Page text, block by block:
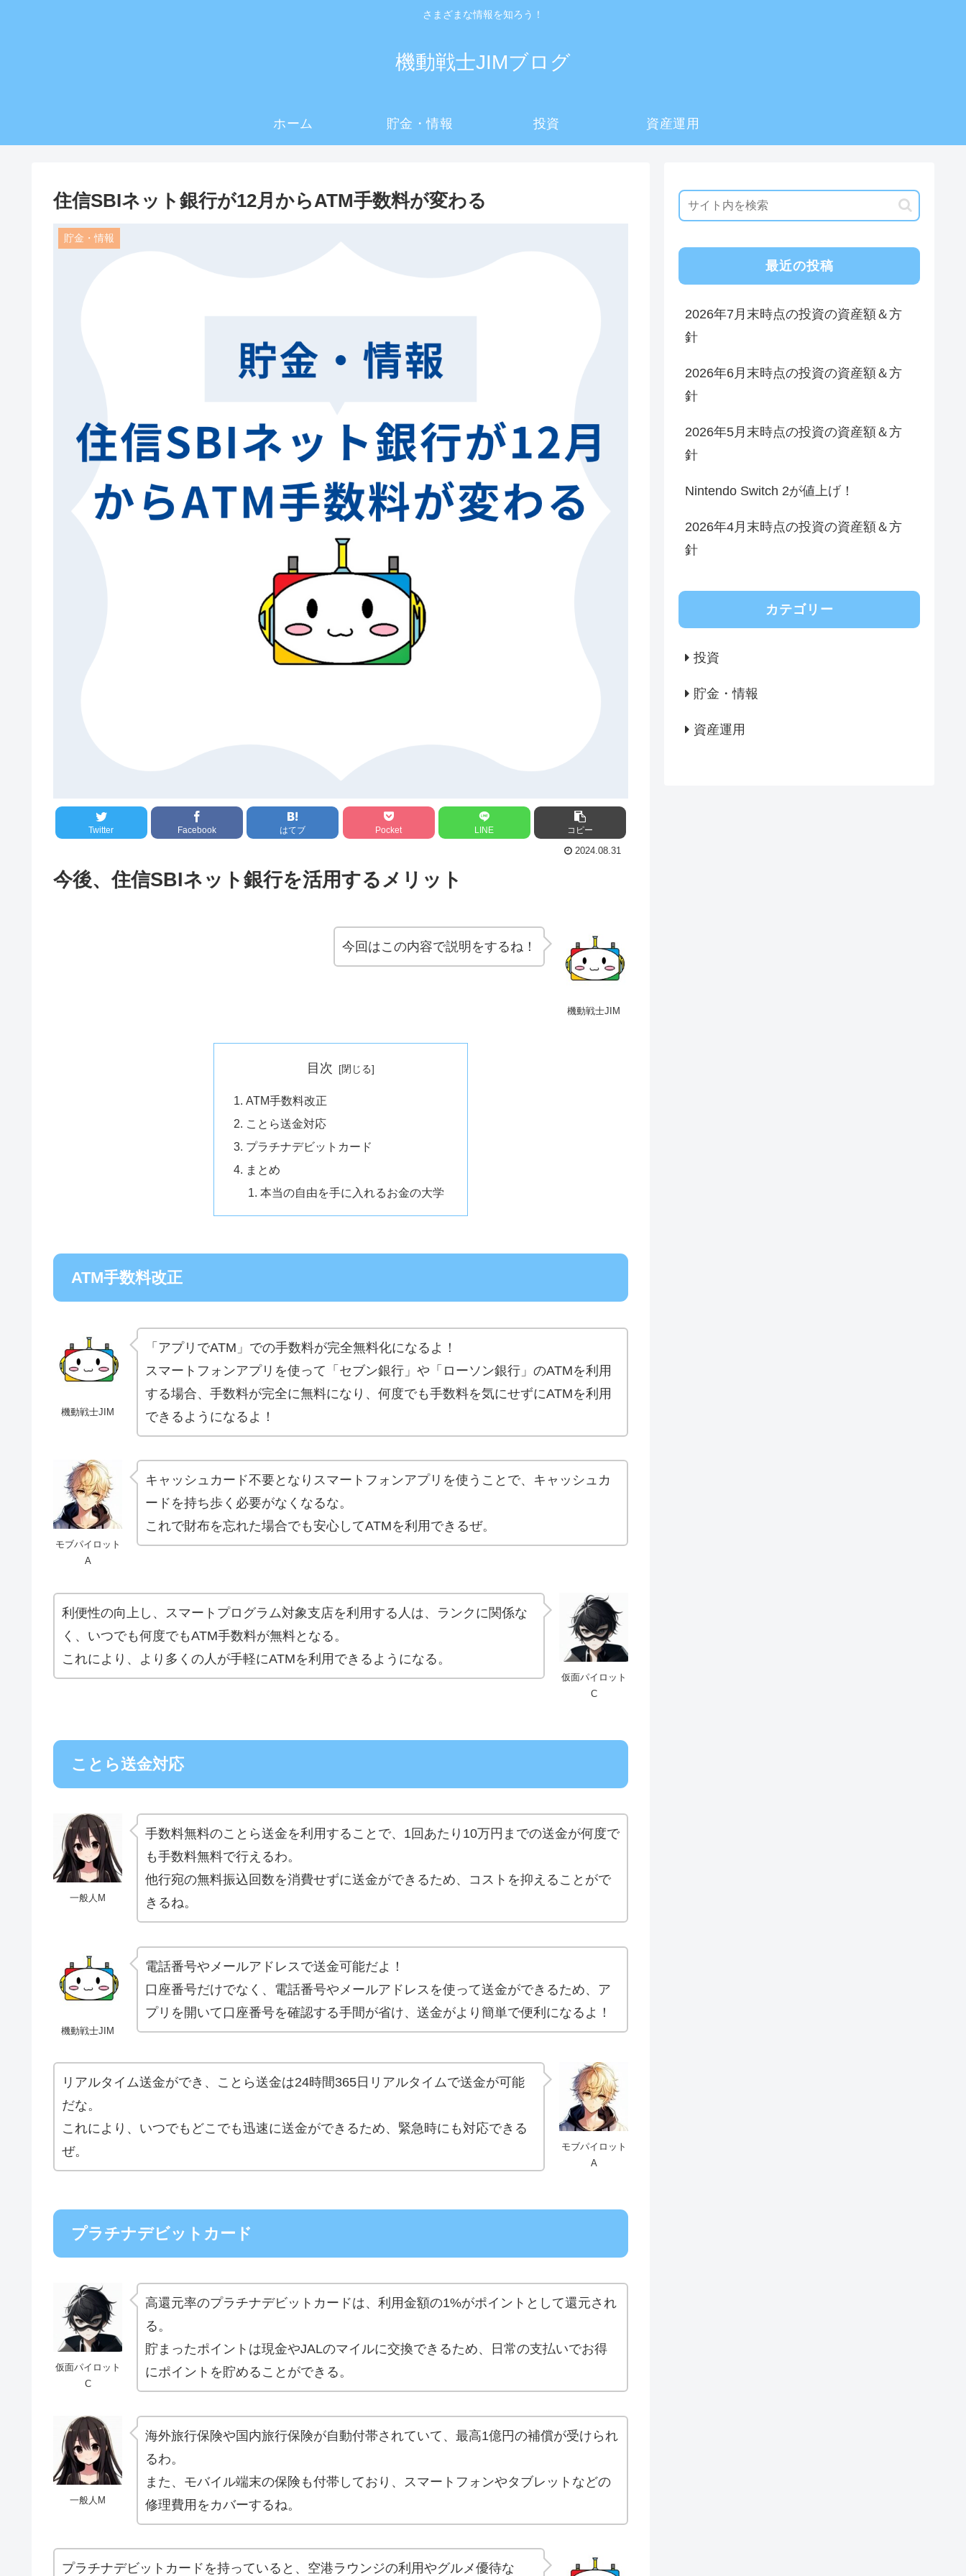
さまざまな情報を知ろう！
機動戦士JIMブログ
ホーム 貯金・情報 投資 資産運用
住信SBIネット銀行が12月からATM手数料が変わる
貯金・情報
Twitter Facebook はてブ Pocket LINE コピー
2024.08.31
今後、住信SBIネット銀行を活用するメリット
機動戦士JIM
今回はこの内容で説明をするね！
目次
ATM手数料改正
ことら送金対応
プラチナデビットカード
まとめ
本当の自由を手に入れるお金の大学
ATM手数料改正
機動戦士JIM
「アプリでATM」での手数料が完全無料化になるよ！
スマートフォンアプリを使って「セブン銀行」や「ローソン銀行」のATMを利用
する場合、手数料が完全に無料になり、何度でも手数料を気にせずにATMを利用
できるようになるよ！
モブパイロット
A
キャッシュカード不要となりスマートフォンアプリを使うことで、キャッシュカ
ードを持ち歩く必要がなくなるな。
これで財布を忘れた場合でも安心してATMを利用できるぜ。
仮面パイロット
C
利便性の向上し、スマートプログラム対象支店を利用する人は、ランクに関係な
く、いつでも何度でもATM手数料が無料となる。
これにより、より多くの人が手軽にATMを利用できるようになる。
ことら送金対応
一般人M
手数料無料のことら送金を利用することで、1回あたり10万円までの送金が何度で
も手数料無料で行えるわ。
他行宛の無料振込回数を消費せずに送金ができるため、コストを抑えることがで
きるね。
機動戦士JIM
電話番号やメールアドレスで送金可能だよ！
口座番号だけでなく、電話番号やメールアドレスを使って送金ができるため、ア
プリを開いて口座番号を確認する手間が省け、送金がより簡単で便利になるよ！
モブパイロット
A
リアルタイム送金ができ、ことら送金は24時間365日リアルタイムで送金が可能
だな。
これにより、いつでもどこでも迅速に送金ができるため、緊急時にも対応できる
ぜ。
プラチナデビットカード
仮面パイロット
C
高還元率のプラチナデビットカードは、利用金額の1%がポイントとして還元され
る。
貯まったポイントは現金やJALのマイルに交換できるため、日常の支払いでお得
にポイントを貯めることができる。
一般人M
海外旅行保険や国内旅行保険が自動付帯されていて、最高1億円の補償が受けられ
るわ。
また、モバイル端末の保険も付帯しており、スマートフォンやタブレットなどの
修理費用をカバーするね。
プラチナデビットカードを持っていると、空港ラウンジの利用やグルメ優待な
最近の投稿
2026年7月末時点の投資の資産額＆方
針
2026年6月末時点の投資の資産額＆方
針
2026年5月末時点の投資の資産額＆方
針
Nintendo Switch 2が値上げ！
2026年4月末時点の投資の資産額＆方
針
カテゴリー
投資
貯金・情報
資産運用